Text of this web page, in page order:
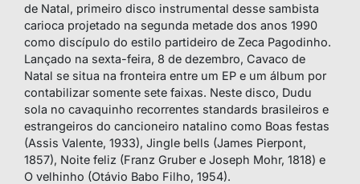
de Natal, primeiro disco instrumental desse sambista
carioca projetado na segunda metade dos anos 1990
como discípulo do estilo partideiro de Zeca Pagodinho.
Lançado na sexta-feira, 8 de dezembro, Cavaco de
Natal se situa na fronteira entre um EP e um álbum por
contabilizar somente sete faixas. Neste disco, Dudu
sola no cavaquinho recorrentes standards brasileiros e
estrangeiros do cancioneiro natalino como Boas festas
(Assis Valente, 1933), Jingle bells (James Pierpont,
1857), Noite feliz (Franz Gruber e Joseph Mohr, 1818) e
O velhinho (Otávio Babo Filho, 1954).